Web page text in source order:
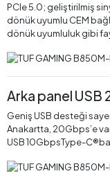
PCIe 5.0; geliştirilmiş
dönük uyumlu CEM
dönük uyumluluk gibi
Arka panel
Geniş USB desteği
Anakartta, 20Gbps’e
USB 10GbpsType-